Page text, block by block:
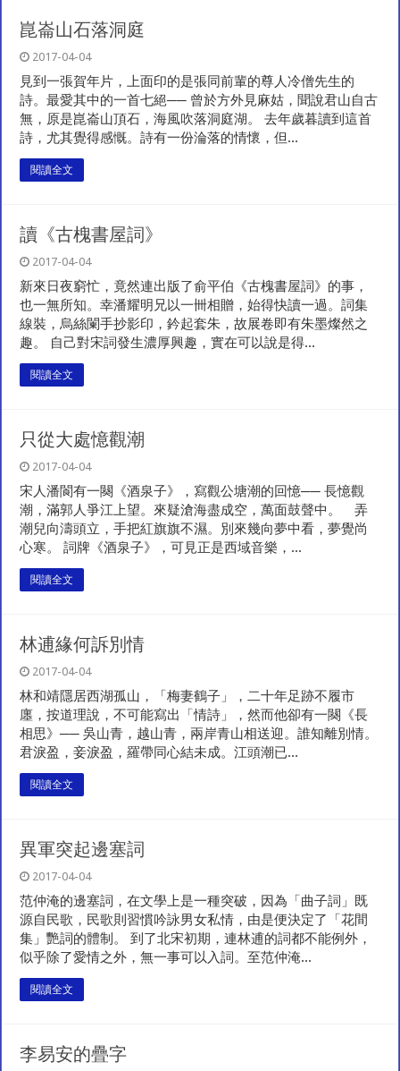
崑崙山石落洞庭
2017-04-04
見到一張賀年片，上面印的是張同前輩的尊人冷僧先生的
詩。最愛其中的一首七絕── 曾於方外見麻姑，聞說君山自古
無，原是崑崙山頂石，海風吹落洞庭湖。 去年歲暮讀到這首
詩，尤其覺得感慨。詩有一份淪落的情懷，但...
閱讀全文
讀《古槐書屋詞》
2017-04-04
新來日夜窮忙，竟然連出版了俞平伯《古槐書屋詞》的事，
也一無所知。幸潘耀明兄以一卌相贈，始得快讀一過。詞集
線裝，烏絲闌手抄影印，鈐起套朱，故展卷即有朱墨燦然之
趣。 自己對宋詞發生濃厚興趣，實在可以說是得...
閱讀全文
只從大處憶觀潮
2017-04-04
宋人潘閬有一闋《酒泉子》，寫觀公塘潮的回憶── 長憶觀
潮，滿郭人爭江上望。來疑滄海盡成空，萬面鼓聲中。 弄
潮兒向濤頭立，手把紅旗旗不濕。別來幾向夢中看，夢覺尚
心寒。 詞牌《酒泉子》，可見正是西域音樂，...
閱讀全文
林逋緣何訴別情
2017-04-04
林和靖隱居西湖孤山，「梅妻鶴子」，二十年足跡不履市
廛，按道理說，不可能寫出「情詩」，然而他卻有一闋《長
相思》── 吳山青，越山青，兩岸青山相送迎。誰知離別情。
君淚盈，妾淚盈，羅帶同心結未成。江頭潮已...
閱讀全文
異軍突起邊塞詞
2017-04-04
范仲淹的邊塞詞，在文學上是一種突破，因為「曲子詞」既
源自民歌，民歌則習慣吟詠男女私情，由是便決定了「花間
集」艷詞的體制。 到了北宋初期，連林逋的詞都不能例外，
似乎除了愛情之外，無一事可以入詞。至范仲淹...
閱讀全文
李易安的疊字